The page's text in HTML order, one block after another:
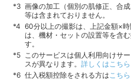
画像の加工（個別の肌修正、合
等は含まれておりません。
60分以上の撮影は、上記金額×
は、機材・セットの設置等を含
す。
このサービスは個人利用向けサ
スが異なります。詳しくはこちら
仕入税額控除をされる方は こちら